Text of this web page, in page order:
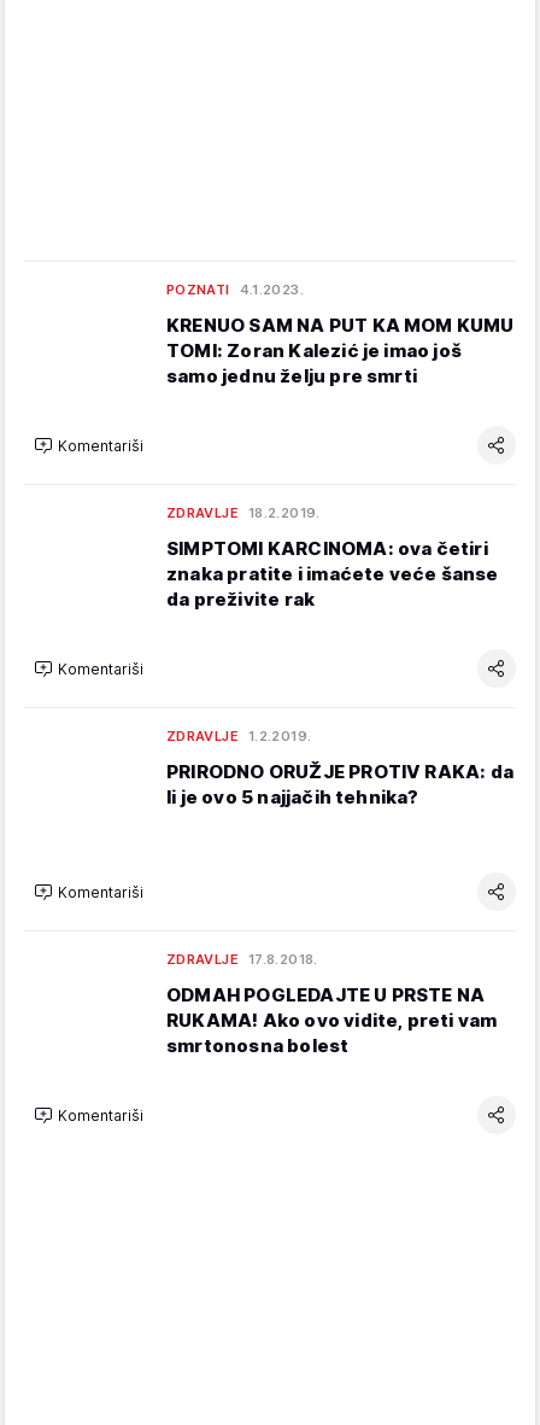
POZNATI 4.1.2023.
KRENUO SAM NA PUT KA MOM KUMU
TOMI: Zoran Kalezić je imao još
samo jednu želju pre smrti
Komentariši
ZDRAVLJE 18.2.2019.
SIMPTOMI KARCINOMA: ova četiri
znaka pratite i imaćete veće šanse
da preživite rak
Komentariši
ZDRAVLJE 1.2.2019.
PRIRODNO ORUŽJE PROTIV RAKA: da
li je ovo 5 najjačih tehnika?
Komentariši
ZDRAVLJE 17.8.2018.
ODMAH POGLEDAJTE U PRSTE NA
RUKAMA! Ako ovo vidite, preti vam
smrtonosna bolest
Komentariši